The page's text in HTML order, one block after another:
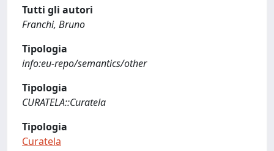
Tutti gli autori
Franchi, Bruno
Tipologia
info:eu-repo/semantics/other
Tipologia
CURATELA::Curatela
Tipologia
Curatela